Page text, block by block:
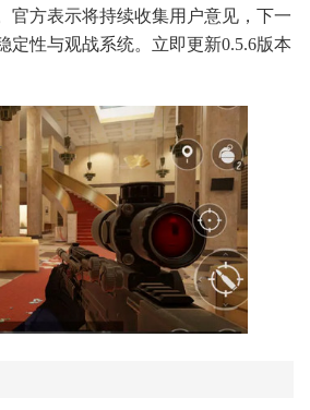
官方表示将持续收集用户意见，下一
定性与观战系统。立即更新0.5.6版本